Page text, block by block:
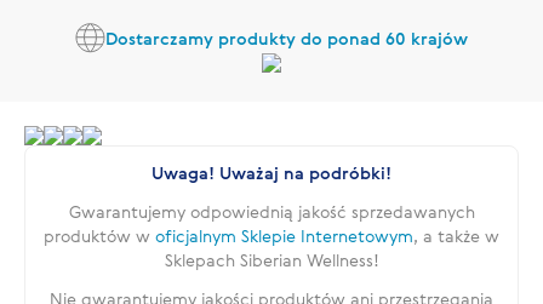
Dostarczamy produkty do ponad 60 krajów
Uwaga! Uważaj na podróbki!
Gwarantujemy odpowiednią jakość sprzedawanych
produktów w oficjalnym Sklepie Internetowym, a także w
Sklepach Siberian Wellness!
Nie gwarantujemy jakości produktów ani przestrzegania